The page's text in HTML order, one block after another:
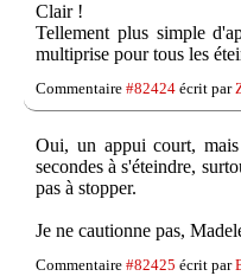
Clair !
Tellement plus simple
multiprise pour tous les
Commentaire #82424 écrit par
Oui, un appui court,
secondes à s'éteindre,
pas à stopper.
Je ne cautionne pas,
Commentaire #82425 écrit par